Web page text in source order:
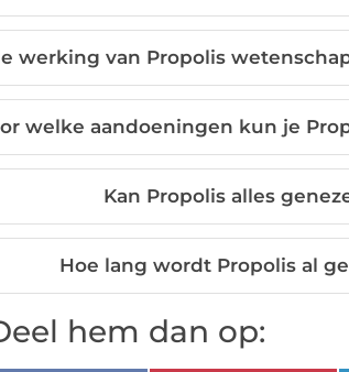
werking van Propolis
welke aandoeningen kun je
Kan Propolis alles
Hoe lang wordt Propolis al
hem dan op: